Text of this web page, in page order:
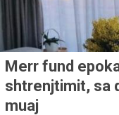
Merr fund
shtrenjtimit, sa
muaj